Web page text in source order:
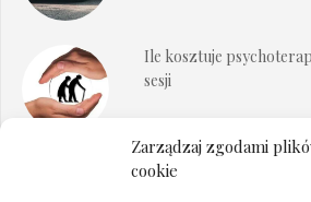
Zarządzaj zgodami
cookie
Ile kosztuje
sesji
Dokumenty do odbioru